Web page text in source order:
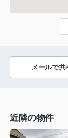
メールで共
近隣の物件